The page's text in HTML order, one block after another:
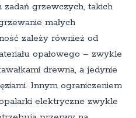
zadań grzewczych, takich
małych
zależy również od
opałowego – zwykle
drewna, a jedynie
Innym ograniczeniem
elektryczne zwykle